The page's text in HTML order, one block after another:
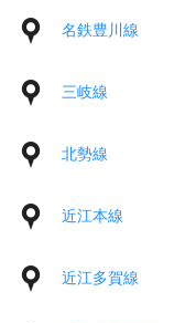
名鉄豊川線
三岐線
北勢線
近江本線
近江多賀線